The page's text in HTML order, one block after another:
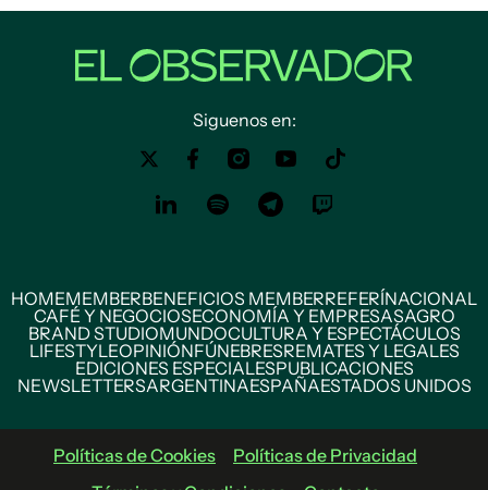
Siguenos en:
HOMEMEMBERBENEFICIOS MEMBERREFERÍNACIONAL
CAFÉ Y NEGOCIOSECONOMÍA Y EMPRESASAGRO
BRAND STUDIOMUNDOCULTURA Y ESPECTÁCULOS
LIFESTYLEOPINIÓNFÚNEBRESREMATES Y LEGALES
EDICIONES ESPECIALESPUBLICACIONES
NEWSLETTERSARGENTINAESPAÑAESTADOS UNIDOS
Políticas de Cookies
Políticas de Privacidad